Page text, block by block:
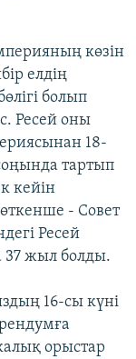
көзін
елдің
болып
Ресей оны
18-
тартып
кейін
- Совет
Ресей
жыл болды.
16-сы күні
орыстар